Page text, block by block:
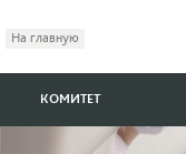
На главную
КОМИТЕТ